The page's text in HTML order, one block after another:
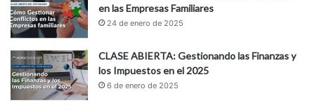
en las Empresas Familiares
24 de enero de 2025
CLASE ABIERTA: Gestionando las Finanzas y
los Impuestos en el 2025
6 de enero de 2025